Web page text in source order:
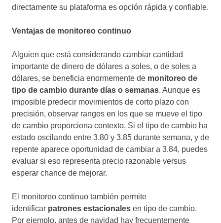
directamente su plataforma es opción rápida y confiable.
Ventajas de monitoreo continuo
Alguien que está considerando cambiar cantidad
importante de dinero de dólares a soles, o de soles a
dólares, se beneficia enormemente de monitoreo de
tipo de cambio durante días o semanas. Aunque es
imposible predecir movimientos de corto plazo con
precisión, observar rangos en los que se mueve el tipo
de cambio proporciona contexto. Si el tipo de cambio ha
estado oscilando entre 3.80 y 3.85 durante semana, y de
repente aparece oportunidad de cambiar a 3.84, puedes
evaluar si eso representa precio razonable versus
esperar chance de mejorar.
El monitoreo continuo también permite
identificar patrones estacionales en tipo de cambio.
Por ejemplo, antes de navidad hay frecuentemente